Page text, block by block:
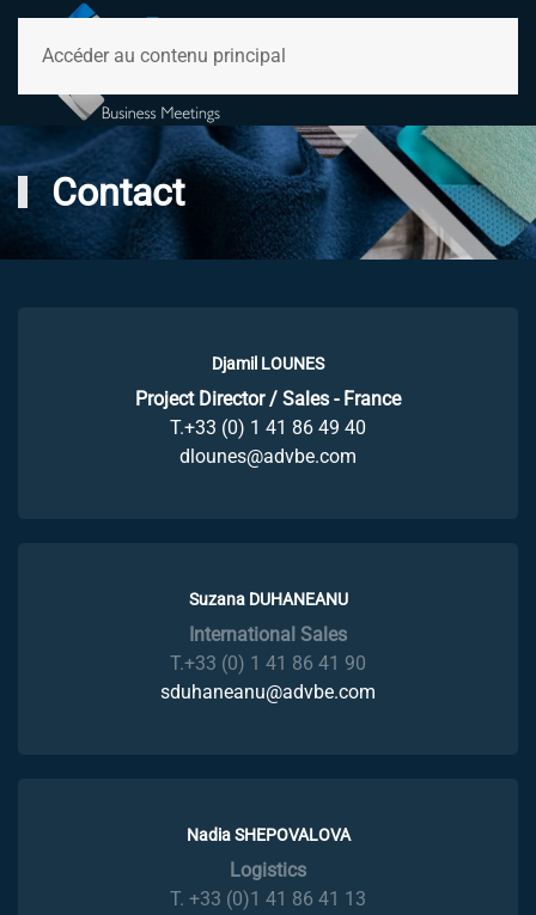
Accéder au contenu principal
Contact
Djamil LOUNES
Project Director / Sales - France
T.+33 (0) 1 41 86 49 40
dlounes@advbe.com
Suzana DUHANEANU
International Sales
T.+33 (0) 1 41 86 41 90
sduhaneanu@advbe.com
Nadia SHEPOVALOVA
Logistics
T. +33 (0)1 41 86 41 13